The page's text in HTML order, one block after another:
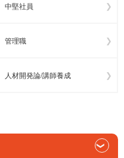
中堅社員
管理職
人材開発論/講師養成